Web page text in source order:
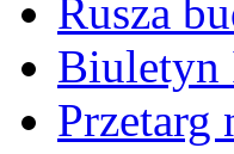
Rusza
Biuletyn